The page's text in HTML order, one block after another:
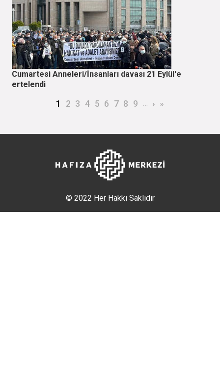
Cumartesi Anneleri/İnsanları davası 21 Eylül'e
ertelendi
Şu an kullanılan sayfa
1 Page
2 Page
3 Page
4 Page
5 Page
6 Page
7 Page
8 Page
9 … Sonraki sayfa
› Son sayfa
»
© 2022 Her Hakkı Saklıdır